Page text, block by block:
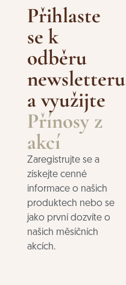
Přihlaste
se k
odběru
newsletteru
a využijte
Přínosy z
akcí
Zaregistrujte se a
získejte cenné
informace o našich
produktech nebo se
jako první dozvíte o
našich měsíčních
akcích.